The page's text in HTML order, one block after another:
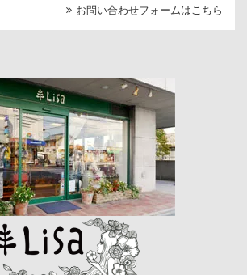
お問い合わせフォームはこちら